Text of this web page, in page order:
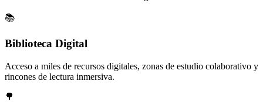
📚
Biblioteca Digital
Acceso a miles de recursos digitales, zonas de estudio colaborativo y
rincones de lectura inmersiva.
🌳